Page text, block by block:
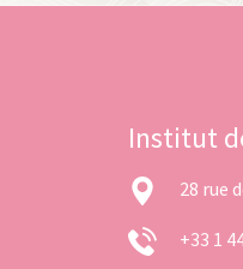
Institut
28 rue
+33 1